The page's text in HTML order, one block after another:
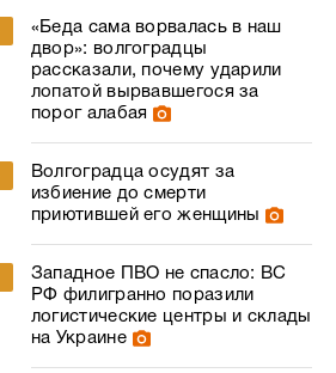
«Беда сама ворвалась в наш
двор»: волгоградцы
рассказали, почему ударили
лопатой вырвавшегося за
порог алабая
Волгоградца осудят за
избиение до смерти
приютившей его женщины
Западное ПВО не спасло: ВС
РФ филигранно поразили
логистические центры и склады
на Украине